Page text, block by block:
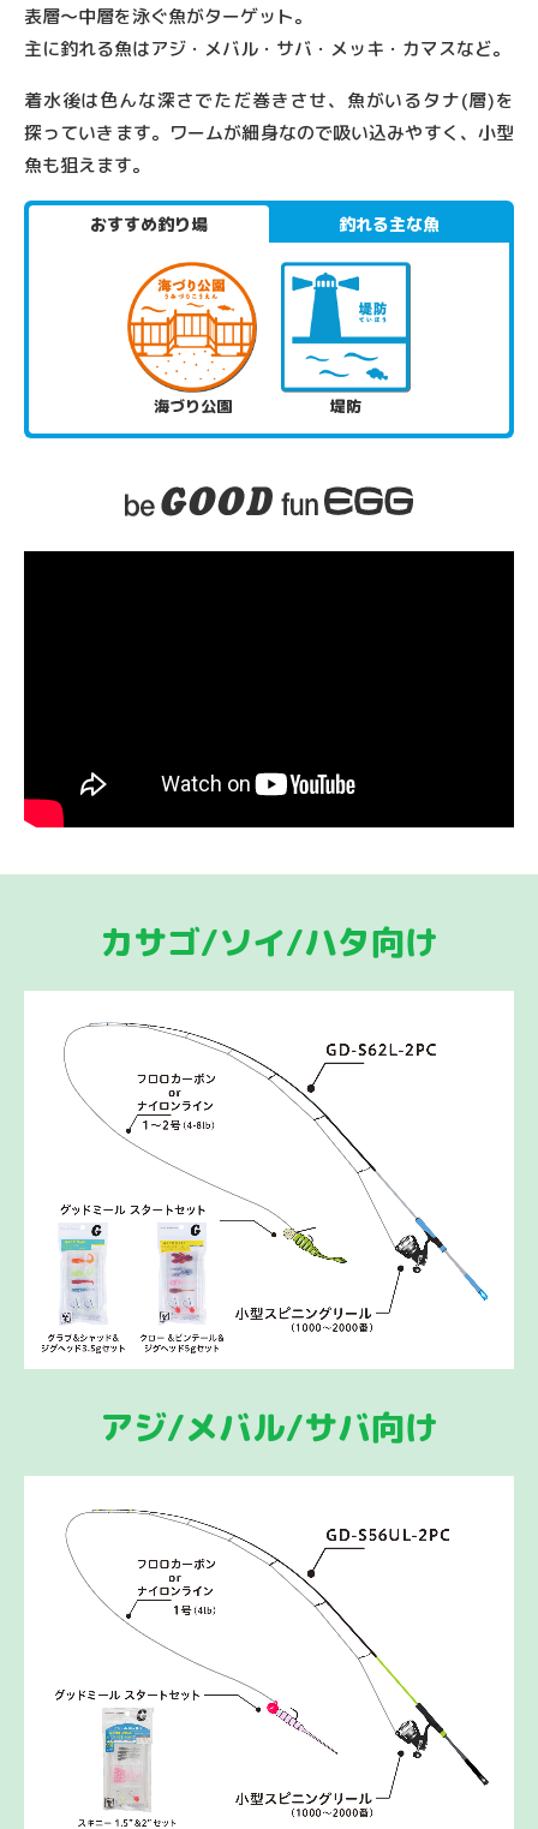
HOME
ITEM
表層〜中層を泳ぐ魚がターゲット。
主に釣れる魚はアジ・メバル・サバ・メッキ・カマスなど。
着水後は色んな深さでただ巻きさせ、魚がいるタナ(層)を
探っていきます。 ワームが細身なので吸い込みやすく、小型
魚も狙えます。
おすすめ釣り場 釣れる主な魚
海づり公園 堤防
カサゴ/ソイ/ハタ向け
アジ/メバル/サバ向け